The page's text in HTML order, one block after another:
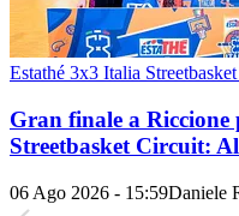
Estathé 3x3 Italia
Gran finale a
Streetbasket Circuit:
06 Ago 2026 - 15:59Daniele